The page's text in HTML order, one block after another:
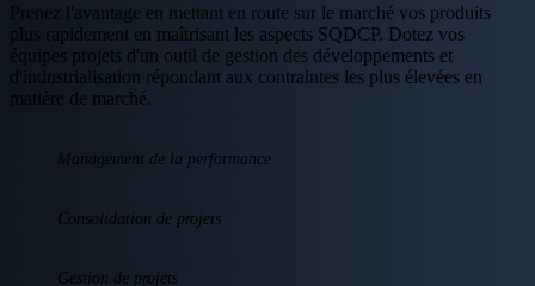
Prenez l'avantage en mettant en route sur le marché vos produits
plus rapidement en maîtrisant les aspects SQDCP. Dotez vos
équipes projets d'un outil de gestion des développements et
d'industrialisation répondant aux contraintes les plus élevées en
matière de marché.
Management de la performance
Consolidation de projets
Gestion de projets